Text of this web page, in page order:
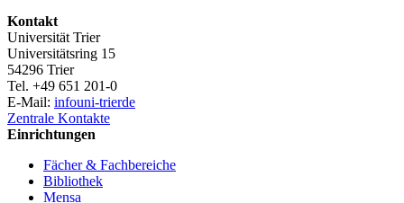
Kontakt
Universität Trier
Universitätsring 15
54296 Trier
Tel. +49 651 201-0
E-Mail: infouni-trierde
Zentrale Kontakte
Einrichtungen
Fächer & Fachbereiche
Bibliothek
Mensa